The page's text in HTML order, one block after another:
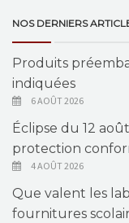
NOS DERNIERS
Produits
indiquées
6 AOÛT 2026
Éclipse du 12
protection
4 AOÛT 2026
Que valent les
fournitures